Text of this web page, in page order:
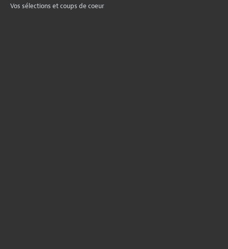
Vos sélections et coups de coeur